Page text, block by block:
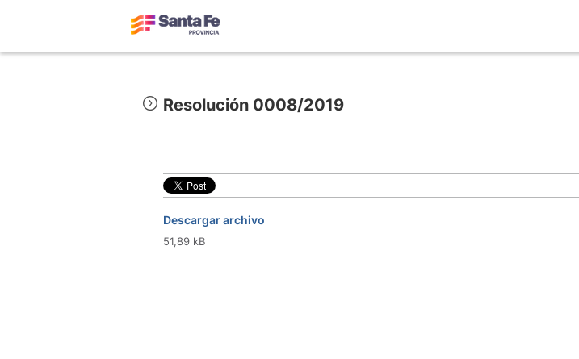
Resolución 0008/2019
Descargar archivo
51,89 kB